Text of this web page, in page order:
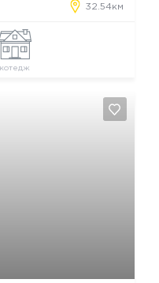
32.54км
котедж